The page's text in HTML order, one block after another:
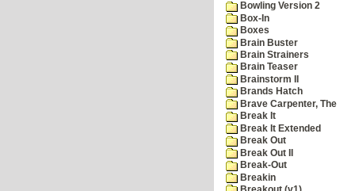
Bowling Version 2
Box-In
Boxes
Brain Buster
Brain Strainers
Brain Teaser
Brainstorm II
Brands Hatch
Brave Carpenter, The
Break It
Break It Extended
Break Out
Break Out II
Break-Out
Breakin